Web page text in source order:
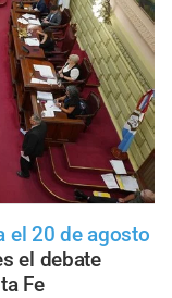
el 20 de agosto
el debate
Fe